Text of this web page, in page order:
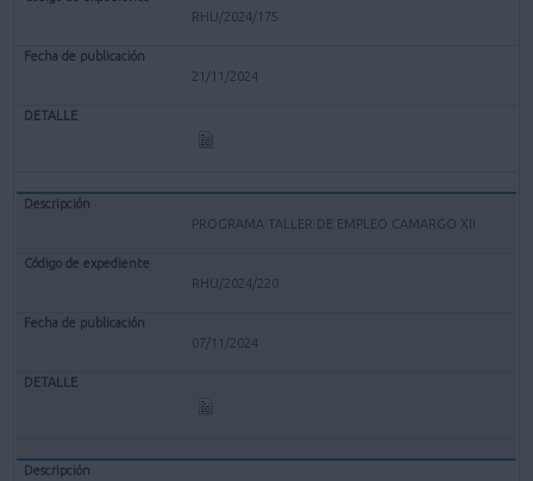
RHU/2024/175
21/11/2024
PROGRAMA TALLER DE EMPLEO CAMARGO XII
RHU/2024/220
07/11/2024